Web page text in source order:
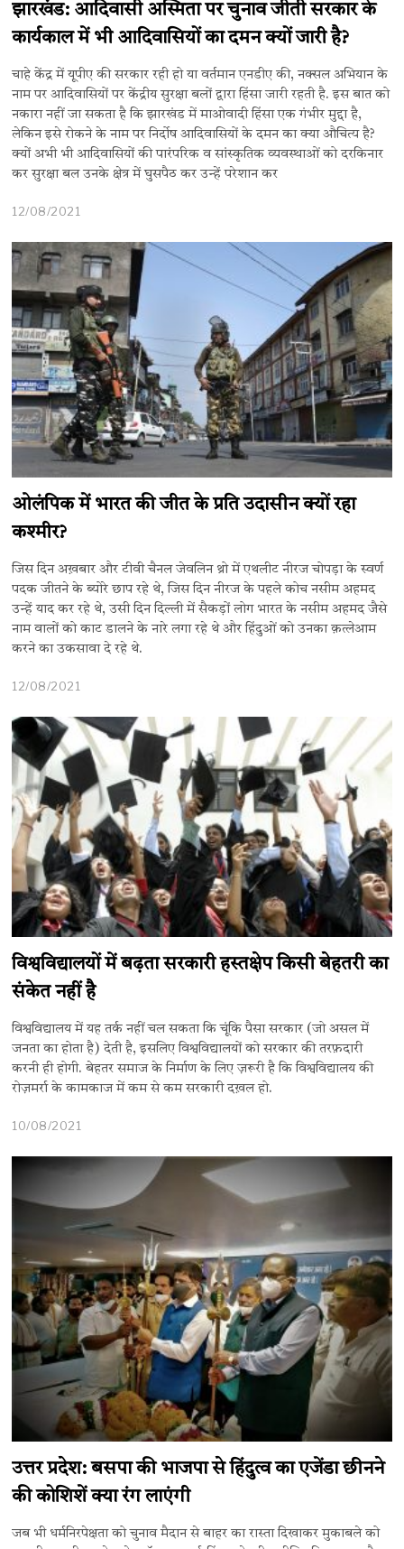
झारखंड: आदिवासी अस्मिता पर चुनाव जीती सरकार के
कार्यकाल में भी आदिवासियों का दमन क्यों जारी है?
चाहे केंद्र में यूपीए की सरकार रही हो या वर्तमान एनडीए की, नक्सल अभियान के
नाम पर आदिवासियों पर केंद्रीय सुरक्षा बलों द्वारा हिंसा जारी रहती है. इस बात को
नकारा नहीं जा सकता है कि झारखंड में माओवादी हिंसा एक गंभीर मुद्दा है,
लेकिन इसे रोकने के नाम पर निर्दोष आदिवासियों के दमन का क्या औचित्य है?
क्यों अभी भी आदिवासियों की पारंपरिक व सांस्कृतिक व्यवस्थाओं को दरकिनार
कर सुरक्षा बल उनके क्षेत्र में घुसपैठ कर उन्हें परेशान कर
12/08/2021
ओलंपिक में भारत की जीत के प्रति उदासीन क्यों रहा
कश्मीर?
जिस दिन अख़बार और टीवी चैनल जेवलिन थ्रो में एथलीट नीरज चोपड़ा के स्वर्ण
पदक जीतने के ब्योरे छाप रहे थे, जिस दिन नीरज के पहले कोच नसीम अहमद
उन्हें याद कर रहे थे, उसी दिन दिल्ली में सैकड़ों लोग भारत के नसीम अहमद जैसे
नाम वालों को काट डालने के नारे लगा रहे थे और हिंदुओं को उनका क़त्लेआम
करने का उकसावा दे रहे थे.
12/08/2021
विश्वविद्यालयों में बढ़ता सरकारी हस्तक्षेप किसी बेहतरी का
संकेत नहीं है
विश्वविद्यालय में यह तर्क नहीं चल सकता कि चूंकि पैसा सरकार (जो असल में
जनता का होता है) देती है, इसलिए विश्वविद्यालयों को सरकार की तरफ़दारी
करनी ही होगी. बेहतर समाज के निर्माण के लिए ज़रूरी है कि विश्वविद्यालय की
रोज़मर्रा के कामकाज में कम से कम सरकारी दख़ल हो.
10/08/2021
उत्तर प्रदेश: बसपा की भाजपा से हिंदुत्व का एजेंडा छीनने
की कोशिशें क्या रंग लाएंगी
जब भी धर्मनिरपेक्षता को चुनाव मैदान से बाहर का रास्ता दिखाकर मुकाबले को